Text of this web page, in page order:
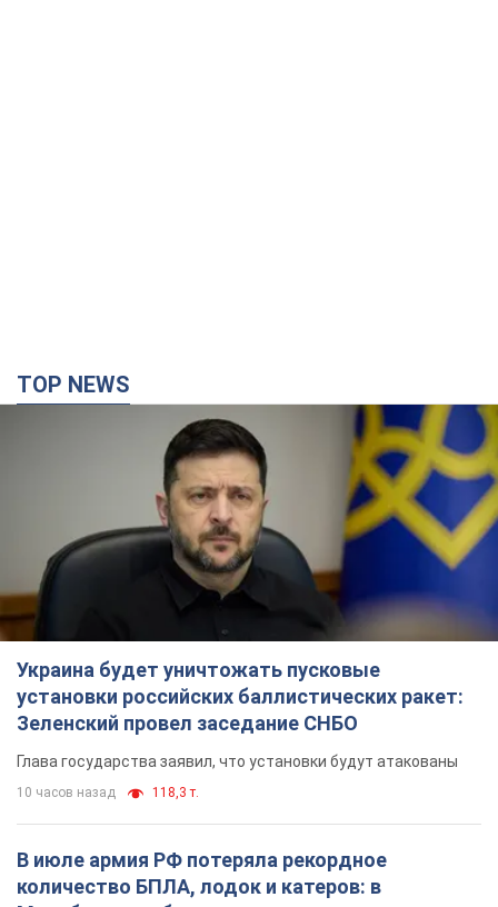
Украина будет уничтожать пусковые
установки российских баллистических ракет:
Зеленский провел заседание СНБО
Глава государства заявил, что установки будут атакованы
10 часов назад 118,3 т.
В июле армия РФ потеряла рекордное
количество БПЛА, лодок и катеров: в
Минобороны обнародовали статистику
В прошлом месяце также выросли потери РФ в живой силе и
расстоянии
8 часов назад 4,3 т.
"Нужны быстрые и нестандартные подходы":
Корецкий пообещал предоставить бизнесу